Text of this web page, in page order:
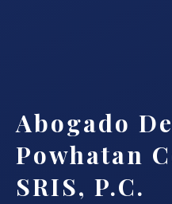
Abogado
Powhatan
SRIS, P.C.